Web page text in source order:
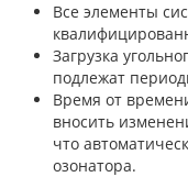
Все элементы
Загрузка
подлежат
Время от
вносить
что
озонатора.